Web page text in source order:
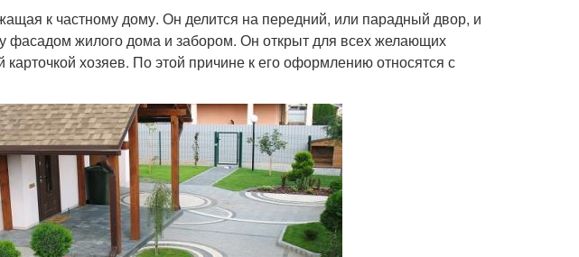
к частному дому. Он делится на передний, или парадный двор, и
фасадом жилого дома и забором. Он открыт для всех желающих
карточкой хозяев. По этой причине к его оформлению относятся с